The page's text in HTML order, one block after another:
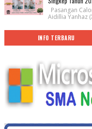
Pasangan
Aidillia Yanhaz
INFO TERBARU